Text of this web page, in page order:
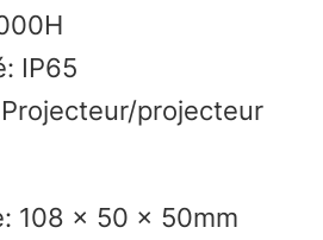
IP65
projecteur
108 × 50 × 50mm